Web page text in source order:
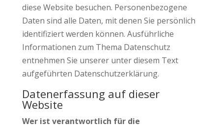
diese Website besuchen. Personenbezogene
Daten sind alle Daten, mit denen Sie persönlich
identifiziert werden können. Ausführliche
Informationen zum Thema Datenschutz
entnehmen Sie unserer unter diesem Text
aufgeführten Datenschutzerklärung.
Datenerfassung auf dieser
Website
Wer ist verantwortlich für die